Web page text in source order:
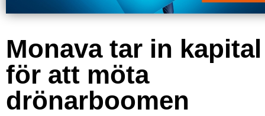
Monava tar in kapital
för att möta
drönarboomen